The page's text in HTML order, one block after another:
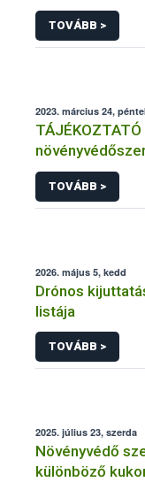
TOVÁBB >
2023. március 24,
eljárásba
TOVÁBB >
2026. május 5, kedd
Drónos
listája
TOVÁBB >
2025. július 23, szerda
Növényvédő
különböző